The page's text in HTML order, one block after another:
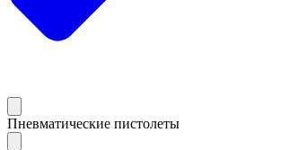
Пневматические пистолеты